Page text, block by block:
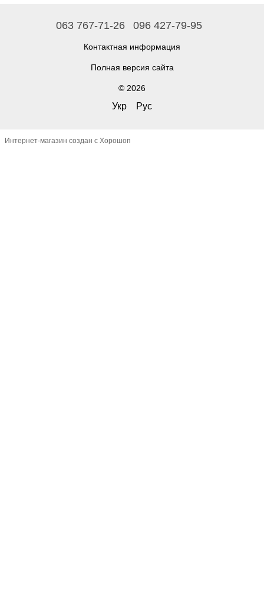
063 767-71-26 096 427-79-95
Контактная информация
Полная версия сайта
© 2026
Укр Рус
Интернет-магазин создан с Хорошоп